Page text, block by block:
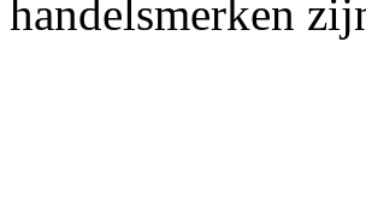
handelsmerken